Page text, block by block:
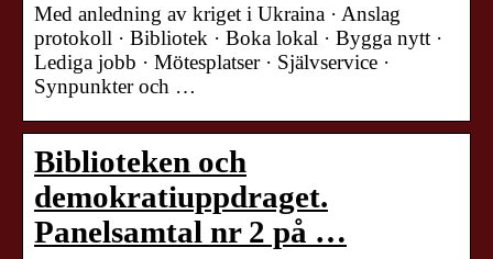
Med anledning av kriget i Ukraina · Anslag
protokoll · Bibliotek · Boka lokal · Bygga nytt ·
Lediga jobb · Mötesplatser · Självservice ·
Synpunkter och …
Biblioteken och
demokratiuppdraget.
Panelsamtal nr 2 på …